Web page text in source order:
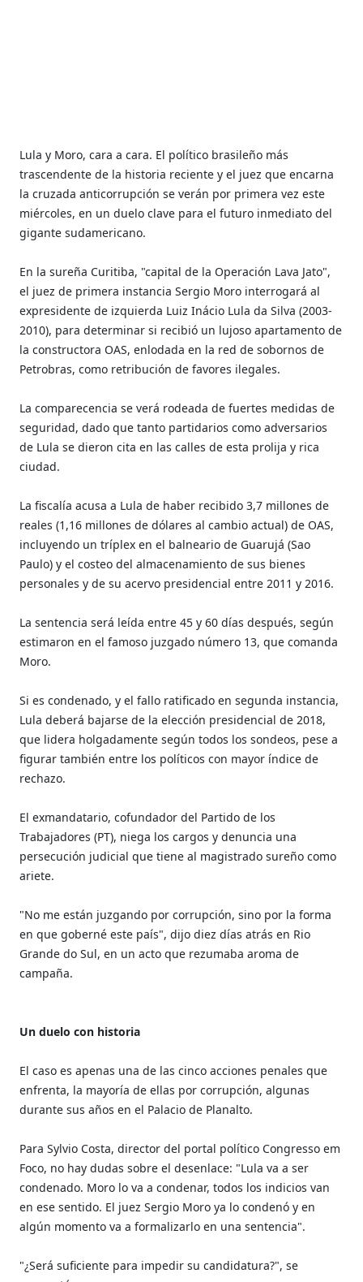
Lula y Moro, cara a cara. El político brasileño más
trascendente de la historia reciente y el juez que encarna
la cruzada anticorrupción se verán por primera vez este
miércoles, en un duelo clave para el futuro inmediato del
gigante sudamericano.
En la sureña Curitiba, "capital de la Operación Lava Jato",
el juez de primera instancia Sergio Moro interrogará al
expresidente de izquierda Luiz Inácio Lula da Silva (2003-
2010), para determinar si recibió un lujoso apartamento de
la constructora OAS, enlodada en la red de sobornos de
Petrobras, como retribución de favores ilegales.
La comparecencia se verá rodeada de fuertes medidas de
seguridad, dado que tanto partidarios como adversarios
de Lula se dieron cita en las calles de esta prolija y rica
ciudad.
La fiscalía acusa a Lula de haber recibido 3,7 millones de
reales (1,16 millones de dólares al cambio actual) de OAS,
incluyendo un tríplex en el balneario de Guarujá (Sao
Paulo) y el costeo del almacenamiento de sus bienes
personales y de su acervo presidencial entre 2011 y 2016.
La sentencia será leída entre 45 y 60 días después, según
estimaron en el famoso juzgado número 13, que comanda
Moro.
Si es condenado, y el fallo ratificado en segunda instancia,
Lula deberá bajarse de la elección presidencial de 2018,
que lidera holgadamente según todos los sondeos, pese a
figurar también entre los políticos con mayor índice de
rechazo.
El exmandatario, cofundador del Partido de los
Trabajadores (PT), niega los cargos y denuncia una
persecución judicial que tiene al magistrado sureño como
ariete.
"No me están juzgando por corrupción, sino por la forma
en que goberné este país", dijo diez días atrás en Rio
Grande do Sul, en un acto que rezumaba aroma de
campaña.
Un duelo con historia
El caso es apenas una de las cinco acciones penales que
enfrenta, la mayoría de ellas por corrupción, algunas
durante sus años en el Palacio de Planalto.
Para Sylvio Costa, director del portal político Congresso em
Foco, no hay dudas sobre el desenlace: "Lula va a ser
condenado. Moro lo va a condenar, todos los indicios van
en ese sentido. El juez Sergio Moro ya lo condenó y en
algún momento va a formalizarlo en una sentencia".
"¿Será suficiente para impedir su candidatura?", se